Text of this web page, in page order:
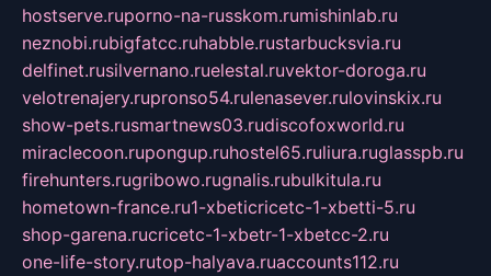
hostserve.ruporno-na-russkom.rumishinlab.ru
neznobi.rubigfatcc.ruhabble.rustarbucksvia.ru
delfinet.rusilvernano.ruelestal.ruvektor-doroga.ru
velotrenajery.rupronso54.rulenasever.rulovinskix.ru
show-pets.rusmartnews03.rudiscofoxworld.ru
miraclecoon.rupongup.ruhostel65.ruliura.ruglasspb.ru
firehunters.rugribowo.rugnalis.rubulkitula.ru
hometown-france.ru1-xbeticricetc-1-xbetti-5.ru
shop-garena.rucricetc-1-xbetr-1-xbetcc-2.ru
one-life-story.rutop-halyava.ruaccounts112.ru